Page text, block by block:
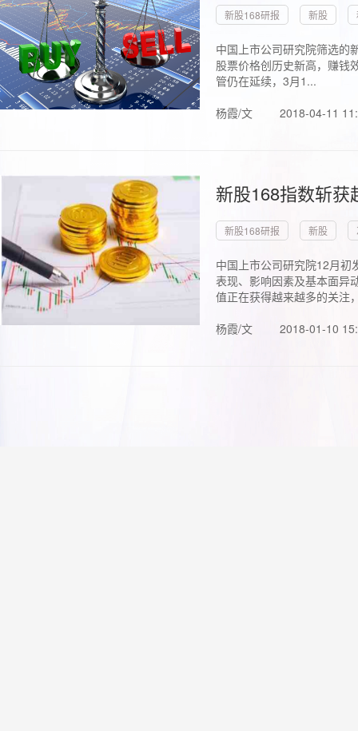
新股168研报 新股
中国上市公司研究院筛选的
股票价格创历史新高，赚钱
管仍在延续，3月1...
杨霞/文
2018-04-11
新股168指数斩
新股168研报 新股
中国上市公司研究院12月初
表现、影响因素及基本面异
值正在获得越来越多的关注
杨霞/文
2018-01-10